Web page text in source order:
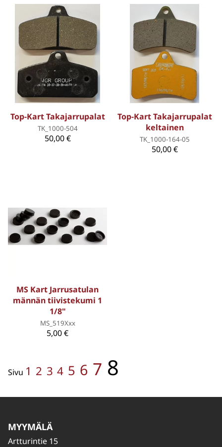
Top-Kart Takajarrupalat
TK_1000-504
50,00 €
Top-Kart Takajarrupalat
keltainen
TK_1000-164-05
50,00 €
MS Kart Jarrusatulan
männän tiivistekumi 1
1/8"
MS_519Xxx
5,00 €
Sivu 1 2 3 4 5 6 7 8
MYYMÄLÄ
Artturintie 15